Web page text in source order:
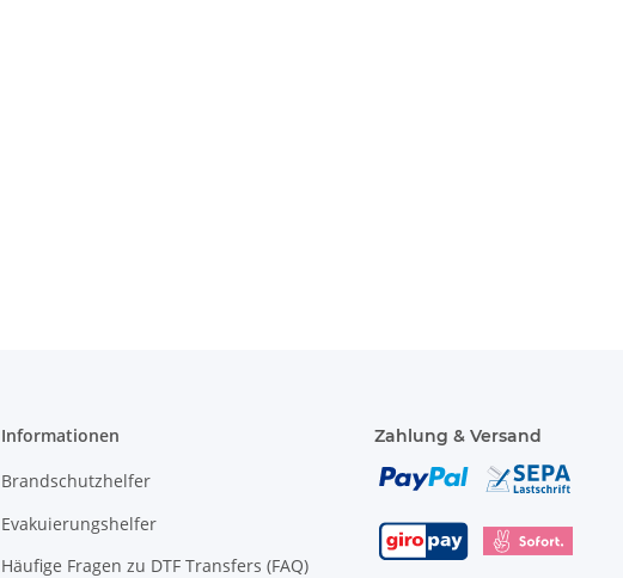
Informationen
Brandschutzhelfer
Evakuierungshelfer
Häufige Fragen zu DTF Transfers (FAQ)
Zahlung & Versand